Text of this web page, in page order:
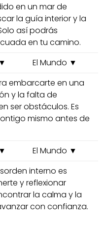
en un mar de
la guía interior y la
así podrás
en tu camino.
El Mundo ▼
embarcarte en una
y la falta de
ser obstáculos. Es
mismo antes de
El Mundo ▼
interno es
y reflexionar
la calma y la
con confianza.